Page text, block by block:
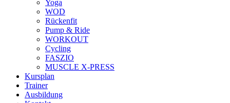
Yoga
WOD
Rückenfit
Pump & Ride
WORKOUT
Cycling
FASZIO
MUSCLE X-PRESS
Kursplan
Trainer
Ausbildung